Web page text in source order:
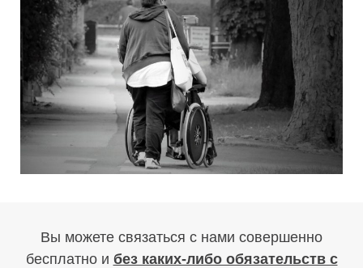
Вы можете связаться с нами совершенно
бесплатно и без каких-либо обязательств с